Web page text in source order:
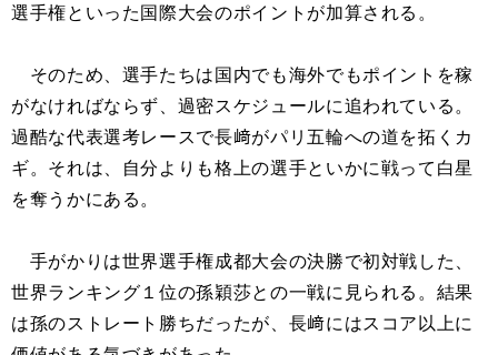
選手権といった国際大会のポイントが加算される。
そのため、選手たちは国内でも海外でもポイントを稼
がなければならず、過密スケジュールに追われている。
過酷な代表選考レースで長﨑がパリ五輪への道を拓くカ
ギ。それは、自分よりも格上の選手といかに戦って白星
を奪うかにある。
手がかりは世界選手権成都大会の決勝で初対戦した、
世界ランキング１位の孫穎莎との一戦に見られる。結果
は孫のストレート勝ちだったが、長﨑にはスコア以上に